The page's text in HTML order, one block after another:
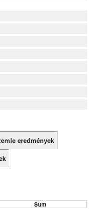
eredmények
Sum